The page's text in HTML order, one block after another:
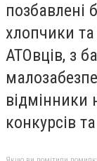
позбавлені
хлопчики та
АТОвців, з
відмінники
конкурсів